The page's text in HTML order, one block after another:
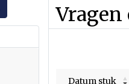
Vragen
Datum stuk